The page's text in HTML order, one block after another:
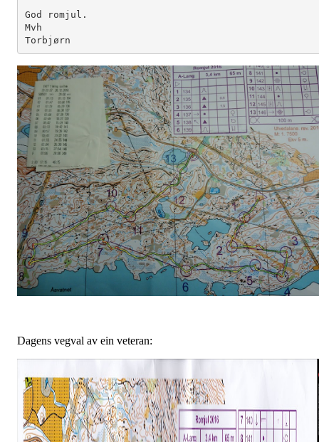
God romjul.
Mvh
Torbjørn
Dagens vegval av ein veteran: